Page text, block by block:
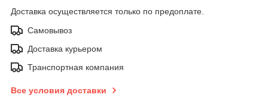
Доставка осуществляется только по предоплате.
Самовывоз
Доставка курьером
Транспортная компания
Все условия доставки